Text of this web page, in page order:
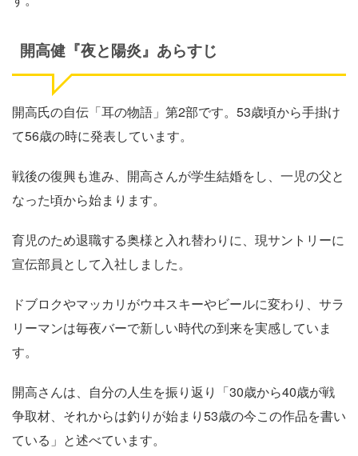
開高健『夜と陽炎』あらすじ
開高氏の自伝「耳の物語」第2部です。53歳頃から手掛け
て56歳の時に発表しています。
戦後の復興も進み、開高さんが学生結婚をし、一児の父と
なった頃から始まります。
育児のため退職する奥様と入れ替わりに、現サントリーに
宣伝部員として入社しました。
ドブロクやマッカリがウヰスキーやビールに変わり、サラ
リーマンは毎夜バーで新しい時代の到来を実感していま
す。
開高さんは、自分の人生を振り返り「30歳から40歳が戦
争取材、それからは釣りが始まり53歳の今この作品を書い
ている」と述べています。